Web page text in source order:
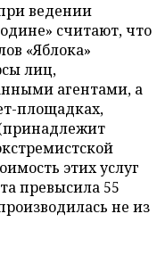
ведении
считают, что
«Яблока»
лиц,
агентами, а
площадках,
этих услуг
превысила 55
не из